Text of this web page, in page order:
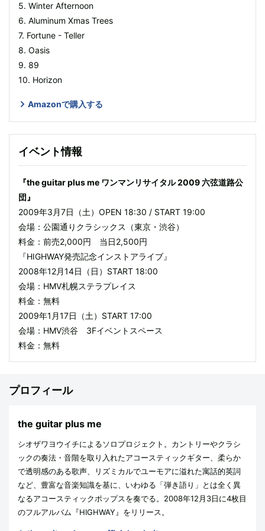
5. Winter Afternoon
6. Aluminum Xmas Trees
7. Fortune - Teller
8. Oasis
9. 89
10. Horizon
Amazonで購入する
イベント情報
『the guitar plus me ワンマンリサイタル 2009 六弦道路公
団』
2009年3月7日（土）OPEN 18:30 / START 19:00
会場：公園通りクラシックス（東京・渋谷）
料金：前売2,000円 当日2,500円
『HIGHWAY発売記念インストアライブ』
2008年12月14日（日）START 18:00
会場：HMV札幌ステラプレイス
料金：無料
2009年1月17日（土）START 17:00
会場：HMV渋谷 3Fイベントスペース
料金：無料
プロフィール
the guitar plus me
シオザワヨウイチによるソロプロジェクト。カントリーやクラシ
ックの奏法・音階を取り入れたアコースティックギター、柔らか
で透明感のある歌声、リズミカルでユーモアに溢れた寓話的英詞
など、豊富な音楽知識を基に、いわゆる「弾き語り」とは全く異
なるアコースティックポップスを奏でる。2008年12月3日に4枚目
のフルアルバム『HIGHWAY』をリリース。